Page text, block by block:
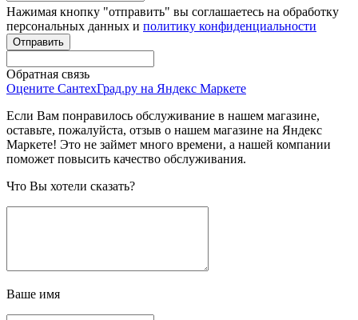
Нажимая кнопку "отправить" вы соглашаетесь на обработку
персональных данных и политику конфиденциальности
Обратная связь
Оцените СантехГрад.ру на Яндекс Маркете
Если Вам понравилось обслуживание в нашем магазине,
оставьте, пожалуйста, отзыв о нашем магазине на Яндекс
Маркете! Это не займет много времени, а нашей компании
поможет повысить качество обслуживания.
Что Вы хотели сказать?
Ваше имя